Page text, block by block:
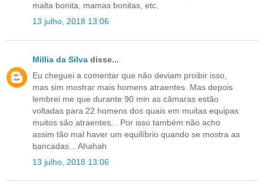
malta bonita, mamas bonitas, etc.
13 julho, 2018 13:06
Millia da Silva disse...
Eu cheguei a comentar que não deviam proibir isso,
mas sim mostrar mais homens atraentes. Mas depois
lembrei me que durante 90 min as câmaras estão
voltadas para 22 homens dos quais em muitas equipas
muitos são atraentes... Por isso também não acho
assim tão mal haver um equilíbrio quando se mostra as
bancadas... Ahahah
13 julho, 2018 13:06